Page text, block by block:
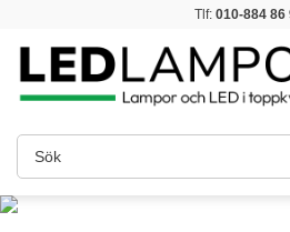
Tlf: 010-884 86